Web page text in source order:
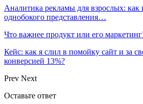
Аналитика рекламы для взрослых: как
однобокого представления…
Что важнее продукт или его
Кейс: как я слил в помойку сайт и за
конверсией 13%?
Prev Next
Оставьте ответ